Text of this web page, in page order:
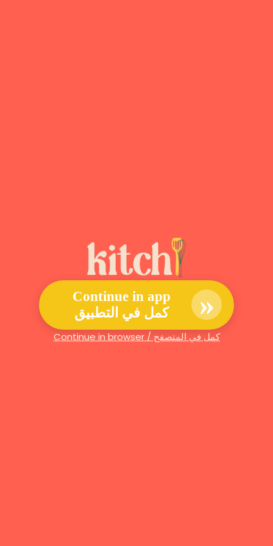
Continue in app
كمل في التطبيق
»
Continue in browser / كمل في المتصفح